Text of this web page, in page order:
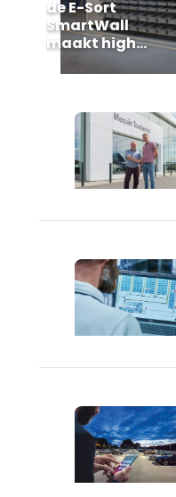
de E-Sort
SmartWall
maakt high
density sorteren
mogelijk